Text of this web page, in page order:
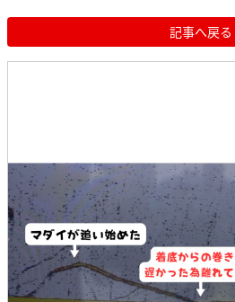
記事へ戻る